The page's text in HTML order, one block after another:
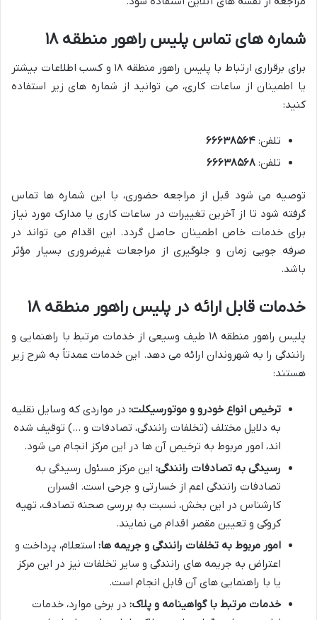
شماره های تماس پلیس راهور منطقه ۱۸
برای برقراری ارتباط با پلیس راهور منطقه ۱۸ و کسب اطلاعات بیشتر
یا اطمینان از ساعات کاری، می توانید از شماره های زیر استفاده
کنید:
تلفن: ۶۶۶۳۸۵۶۴
تلفن: ۶۶۶۳۸۵۶۸
توصیه می شود قبل از مراجعه حضوری، با این شماره ها تماس
گرفته شود تا از آخرین تغییرات در ساعات کاری یا مدارک مورد نیاز
برای خدمات خاص اطمینان حاصل گردد. این اقدام می تواند در
صرفه جویی زمان و جلوگیری از مراجعات غیرضروری بسیار مؤثر
باشد.
خدمات قابل ارائه در پلیس راهور منطقه ۱۸
پلیس راهور منطقه ۱۸ طیف وسیعی از خدمات مرتبط با راهنمایی و
رانندگی را به شهروندان ارائه می دهد. این خدمات عمدتاً به شرح زیر
هستند:
ترخیص انواع خودرو و موتورسیکلت: در مواردی که وسایل نقلیه
به دلایل مختلف (تخلفات رانندگی، تصادفات و …) توقیف شده
اند، امور مربوط به ترخیص آن ها در این مرکز انجام می شود.
رسیدگی به تصادفات رانندگی: این مرکز مسئول رسیدگی به
تصادفات رانندگی اعم از خسارتی و جرحی است. افسران
کارشناس در این بخش، نسبت به بررسی صحنه تصادف، تهیه
کروکی و تعیین مقصر اقدام می نمایند.
امور مربوط به تخلفات رانندگی و جریمه ها: استعلام، پرداخت و
اعتراض به جریمه های رانندگی و سایر تخلفات نیز در این مرکز
یا با راهنمایی های آن قابل انجام است.
خدمات مرتبط با گواهینامه و پلاک: در برخی موارد، خدمات